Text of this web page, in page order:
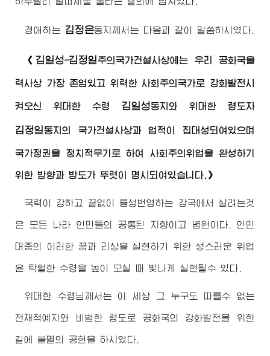
경애하는 김정은동지 께서는 다음과 같이 말씀하시였다.
《 김일성-김정일주의 국가건설사상에는 우리 공화국을
력사상 가장 존엄있고 위력한 사회주의국가로 강화발전시
켜오신 위대한 수령 김일성동지 와 위대한 령도자
김정일동지 의 국가건설사상과 업적이 집대성되여있으며
국가정권을 정치적무기로 하여 사회주의위업을 완성하기
위한 방향과 방도가 뚜렷이 명시되여있습니다.》
국력이 강하고 끝없이 륭성번영하는 강국에서 살려는것
은 모든 나라 인민들의 공통된 지향이고 념원이다. 인민
대중의 이러한 꿈과 리상을 실현하기 위한 성스러운 위업
은 탁월한 수령 을 높이 모실 때 빛나게 실현될수 있다.
위대한 수령님께서 는 이 세상 그 누구도 따를수 없는
천재적예지와 비범한 령도로 공화국의 강화발전을 위한
길에 불멸의 공헌을 하시였다.